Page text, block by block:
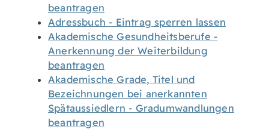
beantragen
Adressbuch - Eintrag sperren lassen
Akademische Gesundheitsberufe -
Anerkennung der Weiterbildung
beantragen
Akademische Grade, Titel und
Bezeichnungen bei anerkannten
Spätaussiedlern - Gradumwandlungen
beantragen